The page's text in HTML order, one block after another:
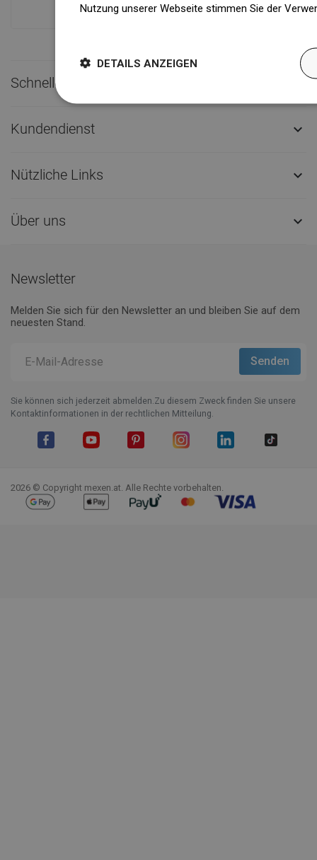
Schneller Kontakt
Kundendienst 
Nützliche Links 
Über uns 
Newsletter
Melden Sie sich für den Newsletter an und bleiben Sie auf dem
neuesten Stand.
Sie können sich jederzeit abmelden.Zu diesem Zweck finden Sie unsere
Kontaktinformationen in der rechtlichen Mitteilung.
2026 © Copyright mexen.at. Alle Rechte vorbehalten.
Nutzung unserer Webseite stimmen Sie der
DETAILS ANZEIGEN